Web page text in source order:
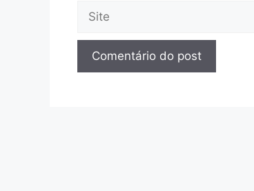
Site